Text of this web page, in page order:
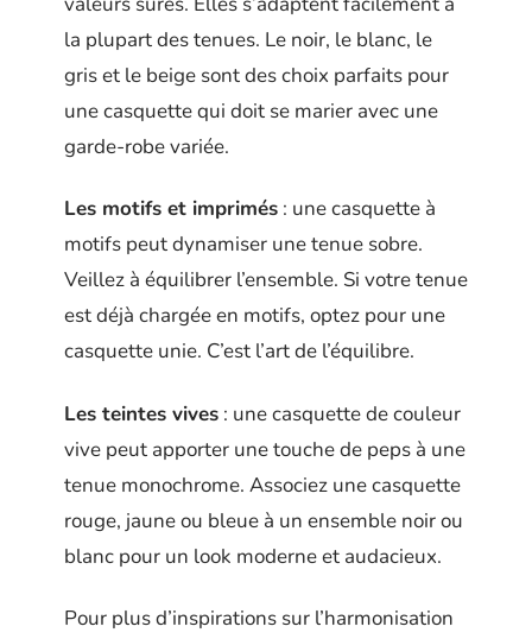
la plupart des tenues. Le noir, le blanc, le
gris et le beige sont des choix parfaits pour
une casquette qui doit se marier avec une
garde-robe variée.
Les motifs et imprimés : une casquette à
motifs peut dynamiser une tenue sobre.
Veillez à équilibrer l’ensemble. Si votre tenue
est déjà chargée en motifs, optez pour une
casquette unie. C’est l’art de l’équilibre.
Les teintes vives : une casquette de couleur
vive peut apporter une touche de peps à une
tenue monochrome. Associez une casquette
rouge, jaune ou bleue à un ensemble noir ou
blanc pour un look moderne et audacieux.
Pour plus d’inspirations sur l’harmonisation